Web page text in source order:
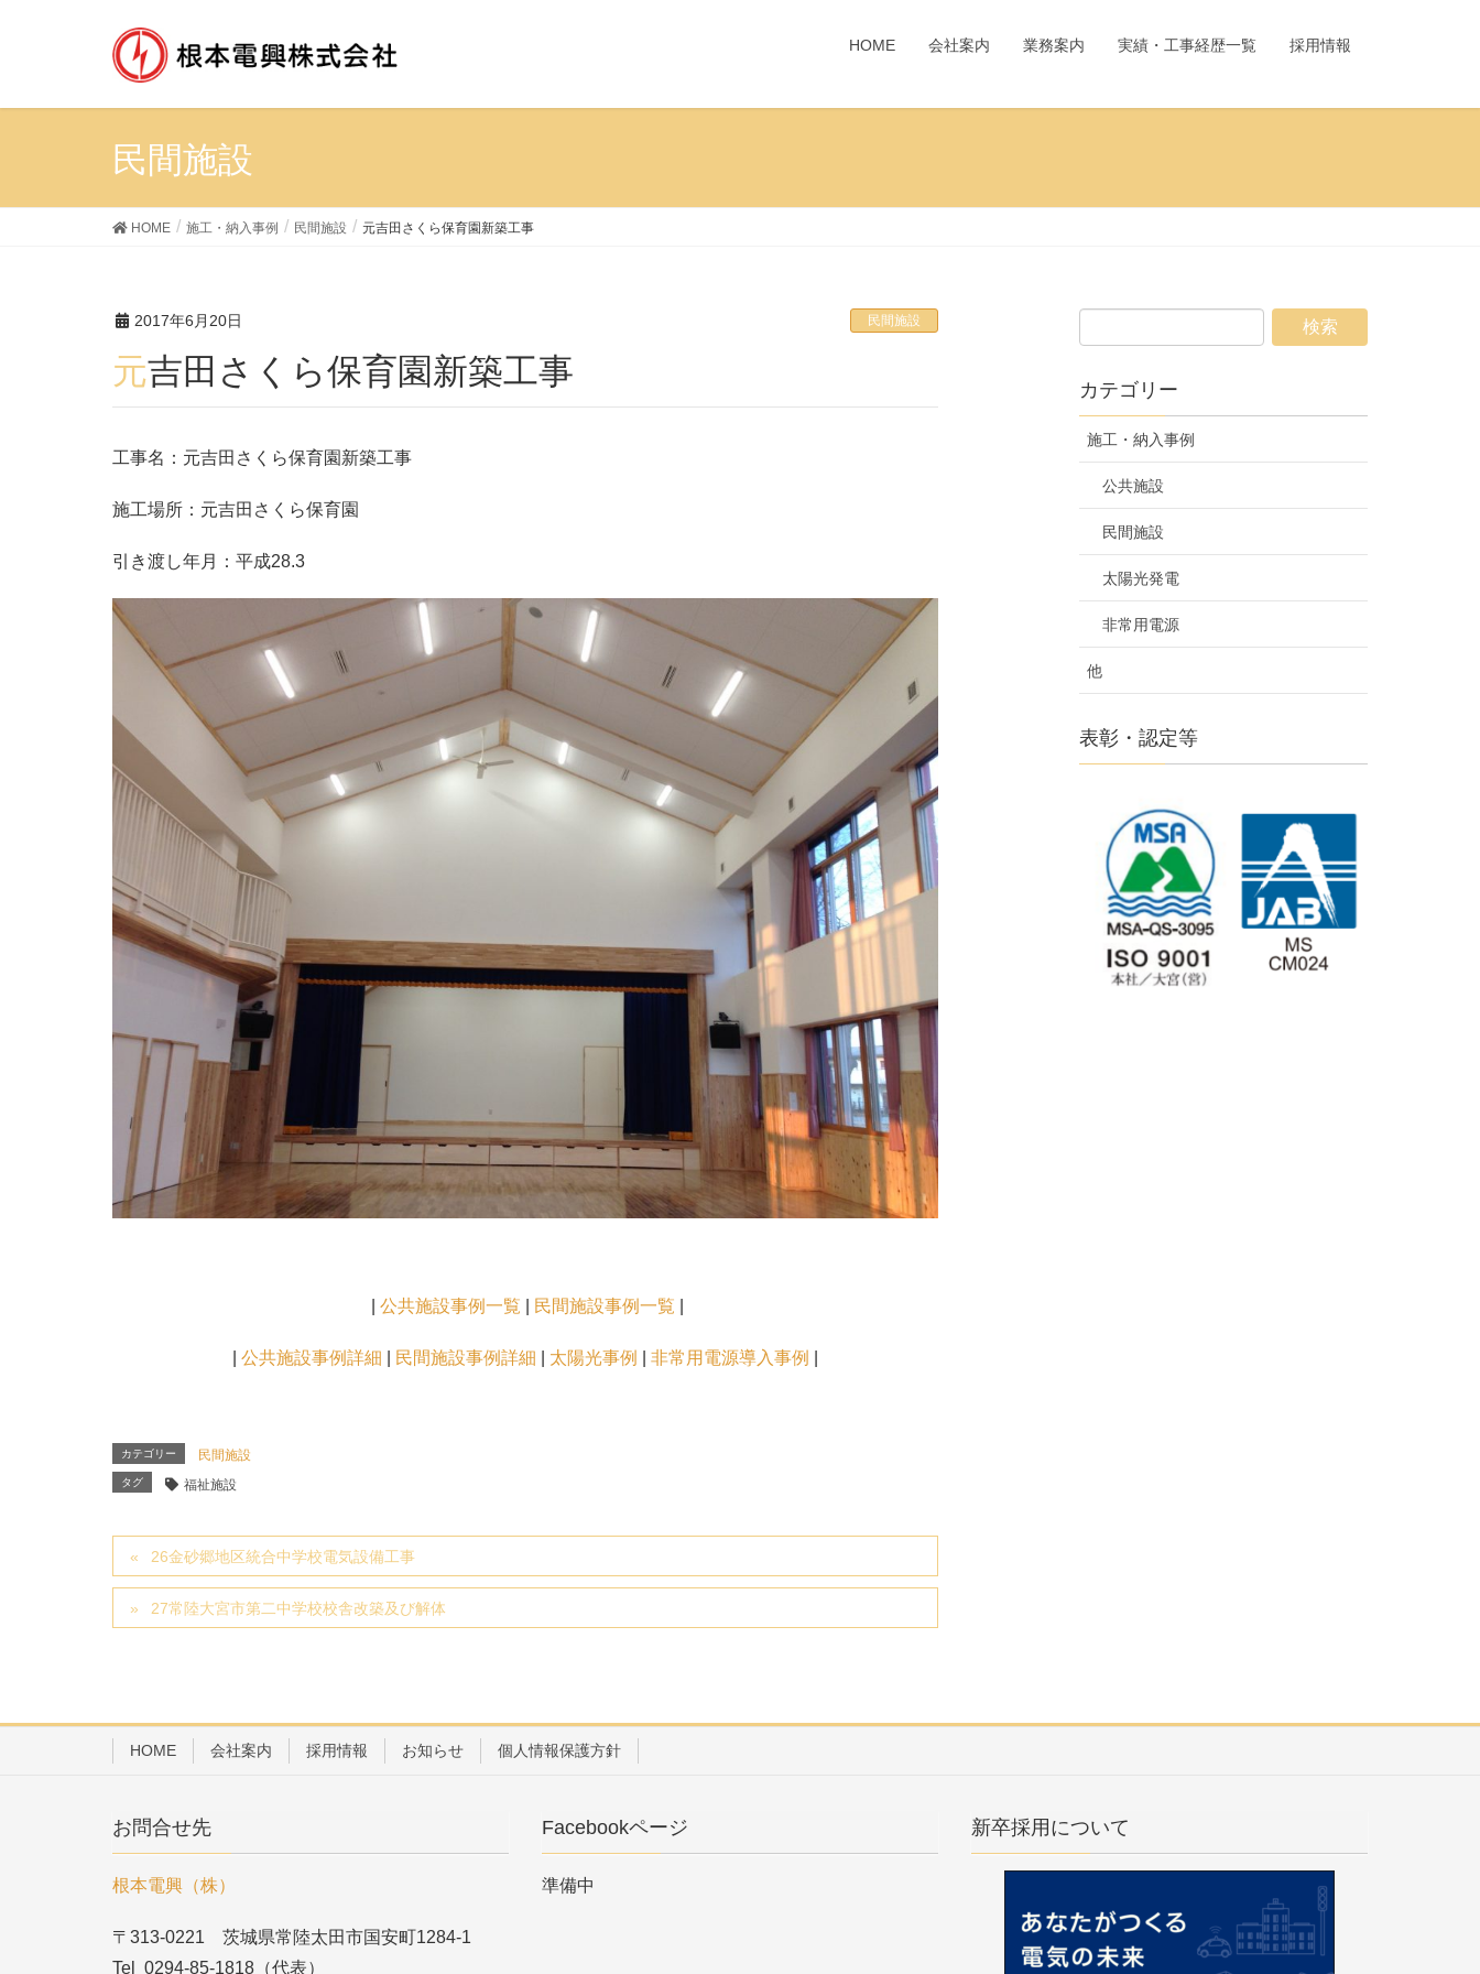
HOME 会社案内 業務案内 実績・工事経歴一覧 採用情報
民間施設
HOME 施工・納入事例 民間施設 元吉田さくら保育園新築工事
2017年6月20日 民間施設
元吉田さくら保育園新築工事
工事名：元吉田さくら保育園新築工事
施工場所：元吉田さくら保育園
引き渡し年月：平成28.3
公共施設事例一覧 民間施設事例一覧
公共施設事例詳細 民間施設事例詳細 太陽光事例 非常用電源導入事例
カテゴリー 民間施設
タグ 福祉施設
26金砂郷地区統合中学校電気設備工事
27常陸大宮市第二中学校校舎改築及び解体
カテゴリー
施工・納入事例
公共施設
民間施設
太陽光発電
非常用電源
他
表彰・認定等
HOME 会社案内 採用情報 お知らせ 個人情報保護方針
お問合せ先
根本電興（株）
〒313-0221 茨城県常陸太田市国安町1284-1
Tel 0294-85-1818（代表）
Facebookページ
準備中
新卒採用について